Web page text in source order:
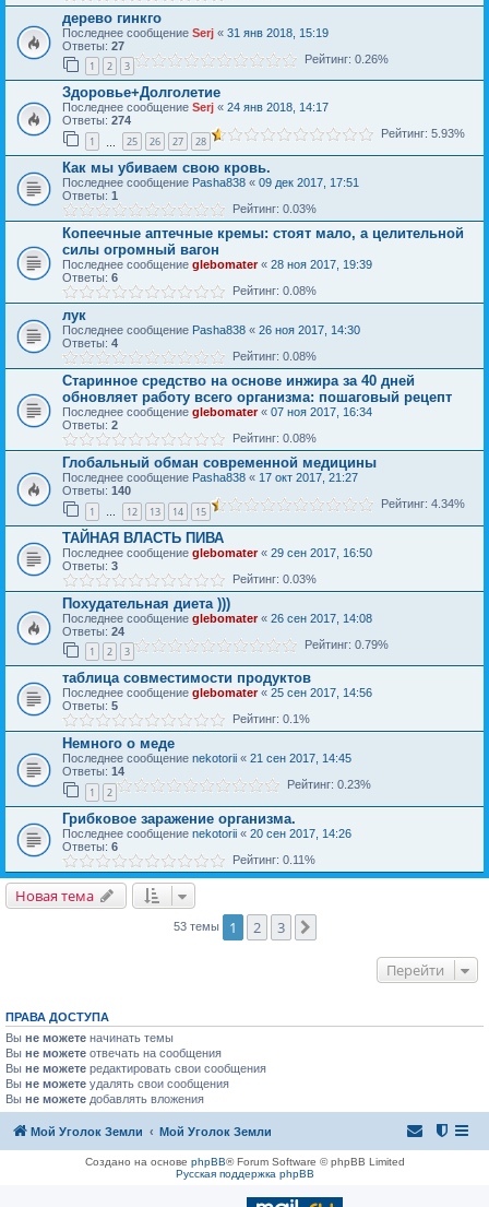
дерево гинкго
Последнее сообщение Serj « 31 янв 2018, 15:19
Ответы: 27
1 2 3
Рейтинг: 0.26%
Здоровье+Долголетие
Последнее сообщение Serj « 24 янв 2018, 14:17
Ответы: 274
1 25 26 27 28
Рейтинг: 5.93%
Как мы убиваем свою кровь.
Последнее сообщение Pasha838 « 09 дек 2017, 17:51
Ответы: 1
Рейтинг: 0.03%
Копеечные аптечные кремы: стоят мало, а целительной
силы огромный вагон
Последнее сообщение glebomater« 28 ноя 2017, 19:39
Ответы: 6
Рейтинг: 0.08%
лук
Последнее сообщение Pasha838 « 26 ноя 2017, 14:30
Ответы: 4
Рейтинг: 0.08%
Старинное средство на основе инжира за 40 дней
обновляет работу всего организма: пошаговый рецепт
Последнее сообщение glebomater« 07 ноя 2017, 16:34
Ответы: 2
Рейтинг: 0.08%
Глобальный обман современной медицины
Последнее сообщение Pasha838 « 17 окт 2017, 21:27
Ответы: 140
1 … 12 13 14 15
Рейтинг: 4.34%
ТАЙНАЯ ВЛАСТЬ ПИВА
Последнее сообщение glebomater« 29 сен 2017, 16:50
Ответы: 3
Рейтинг: 0.03%
Похудательная диета )))
Последнее сообщение glebomater« 26 сен 2017, 14:08
Ответы: 24
1 2 3
Рейтинг: 0.79%
таблица совместимости продуктов
Последнее сообщение glebomater« 25 сен 2017, 14:56
Ответы: 5
Рейтинг: 0.1%
Немного о меде
Последнее сообщение nekotorii « 21 сен 2017, 14:45
Ответы: 14
1 2
Рейтинг: 0.23%
Грибковое заражение организма.
Последнее сообщение nekotorii « 20 сен 2017, 14:26
Ответы: 6
Рейтинг: 0.11%
Новая тема
53 темы 1 2 3
Перейти
ПРАВА ДОСТУПА
Вы не можете начинать темы
Вы не можете отвечать на сообщения
Вы не можете редактировать свои сообщения
Вы не можете удалять свои сообщения
Вы не можете добавлять вложения
Мой Уголок Земли Мой Уголок Земли
Создано на основе phpBB® Forum Software © phpBB Limited
Русская поддержка phpBB